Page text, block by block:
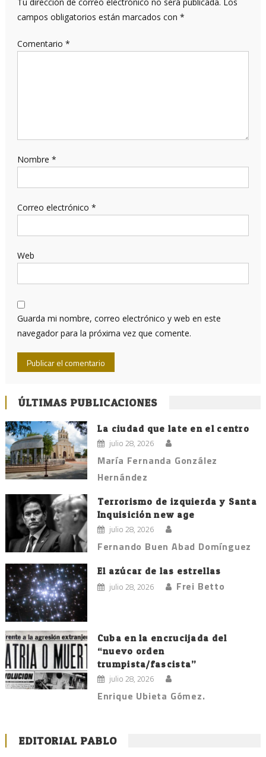
campos obligatorios están marcados con *
Comentario *
Nombre *
Correo electrónico *
Web
Guarda mi nombre, correo electrónico y web en este
navegador para la próxima vez que comente.
ÚLTIMAS PUBLICACIONES
La ciudad que late en el centro
julio 28, 2026
María Fernanda González
Hernández
Terrorismo de izquierda y Santa
Inquisición new age
julio 28, 2026
Fernando Buen Abad Domínguez
El azúcar de las estrellas
julio 28, 2026 Frei Betto
Cuba en la encrucijada del
“nuevo orden
trumpista/fascista”
julio 28, 2026
Enrique Ubieta Gómez.
EDITORIAL PABLO